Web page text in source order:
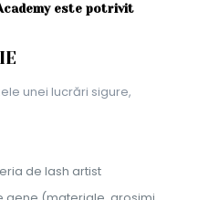
este potrivit
unei lucrări sigure,
de lash artist